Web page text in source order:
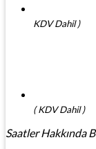
KDV Dahil )
( KDV Dahil )
Saatler Hakkında